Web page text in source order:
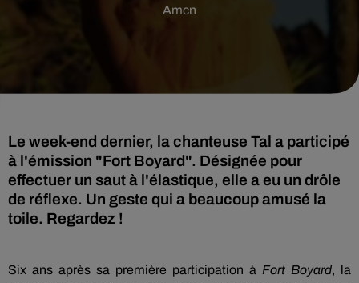
Amcn
Le week-end dernier, la chanteuse Tal a participé
à l'émission "Fort Boyard". Désignée pour
effectuer un saut à l'élastique, elle a eu un drôle
de réflexe. Un geste qui a beaucoup amusé la
toile. Regardez !
Six ans après sa première participation à Fort Boyard, la